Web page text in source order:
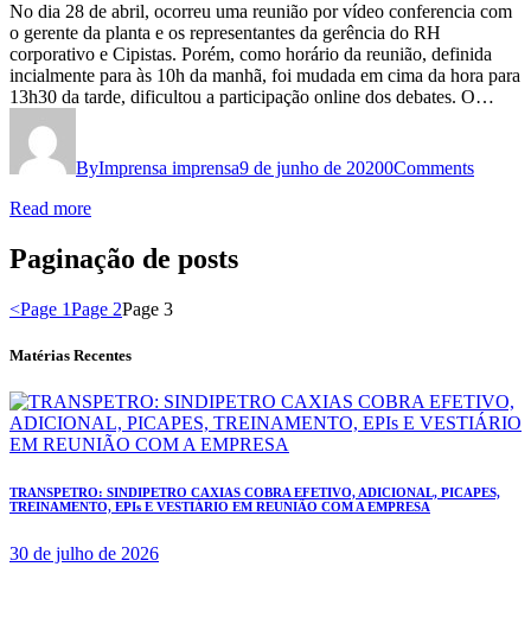
No dia 28 de abril, ocorreu uma reunião por vídeo conferencia com
o gerente da planta e os representantes da gerência do RH
corporativo e Cipistas. Porém, como horário da reunião, definida
incialmente para às 10h da manhã, foi mudada em cima da hora para
13h30 da tarde, dificultou a participação online dos debates. O…
ByImprensa imprensa9 de junho de 20200Comments
Read more
Paginação de posts
<Page 1Page 2Page 3
Matérias Recentes
TRANSPETRO: SINDIPETRO CAXIAS COBRA EFETIVO, ADICIONAL, PICAPES,
TREINAMENTO, EPIs E VESTIÁRIO EM REUNIÃO COM A EMPRESA
30 de julho de 2026